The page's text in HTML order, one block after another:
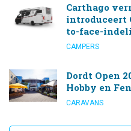
Carthago
introduceert
to-face-
CAMPERS
Dordt Open
Hobby en
CARAVANS